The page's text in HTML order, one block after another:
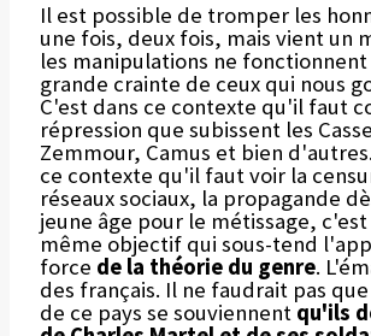
Il est possible de tromper les
une fois, deux fois, mais vient un
les manipulations ne fonctionnent
grande crainte de ceux qui nous
C'est dans ce contexte qu'il faut
répression que subissent les
Zemmour, Camus et bien
ce contexte qu'il faut voir la
réseaux sociaux, la propagande
jeune âge pour le métissage, c'est
même objectif qui sous-tend
force de la théorie du genre.
des français. Il ne faudrait pas
de ce pays se souviennent qu'ils